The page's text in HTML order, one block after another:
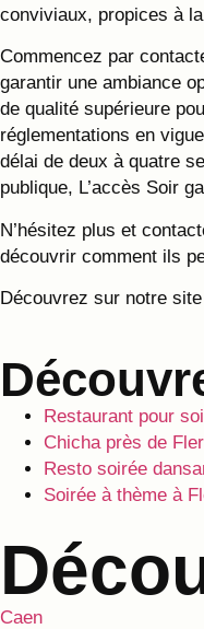
conviviaux, propices à
Commencez par
garantir une ambiance
de qualité supérieure
réglementations en
délai de deux à quatre
publique, L’accès Soir
N’hésitez plus et
découvrir comment ils
Découvrez sur notre
Restaurant pour
Chicha près de
Resto soirée
Soirée à thème à
Caen